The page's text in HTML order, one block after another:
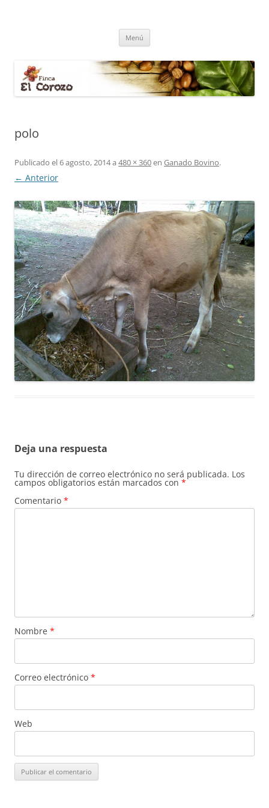
Menú
polo
Publicado el6 agosto, 2014a 480 × 360en Ganado Bovino.
← Anterior
Deja una respuesta
Tu dirección de correo electrónico no será publicada. Los
campos obligatorios están marcados con *
Comentario *
Nombre *
Correo electrónico *
Web